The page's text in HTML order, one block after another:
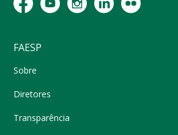
FAESP
Sobre
Diretores
Transparência